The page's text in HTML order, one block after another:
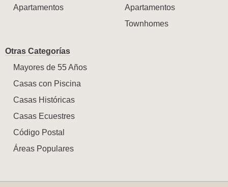
Apartamentos
Apartamentos
Townhomes
Otras Categorías
Mayores de 55 Años
Casas con Piscina
Casas Históricas
Casas Ecuestres
Código Postal
Áreas Populares